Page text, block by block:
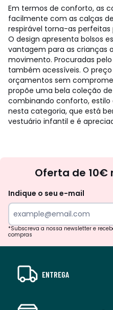
Em termos de conforto, as
facilmente com as calças
respirável torna-as perfeitas
O design apresenta bolsos
vantagem para as crianças
movimento. Procuradas
também acessíveis. O
orçamentos sem
propõe uma bela coleção
combinando conforto, estilo
nesta categoria, que está
vestuário infantil e é
Oferta de 10€
Indique o seu e-mail
*Subscreva a nossa newsletter e
compras
ENTREGA